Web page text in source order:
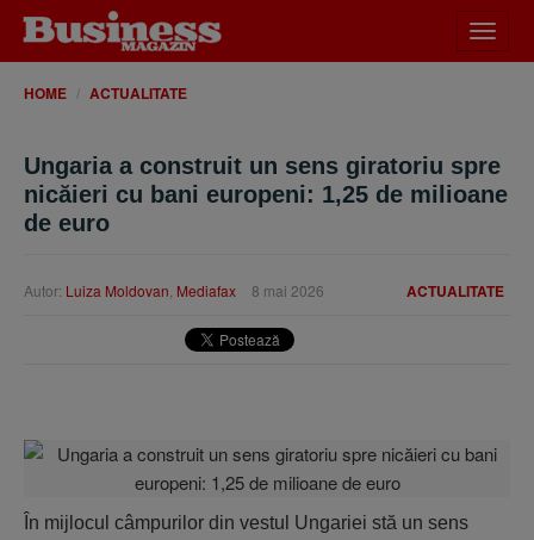
meniu
HOME ACTUALITATE
Ungaria a construit un sens giratoriu spre
nicăieri cu bani europeni: 1,25 de milioane
de euro
ACTUALITATE
Autor: Luiza Moldovan Mediafax 8 mai 2026
În mijlocul câmpurilor din vestul Ungariei stă un sens